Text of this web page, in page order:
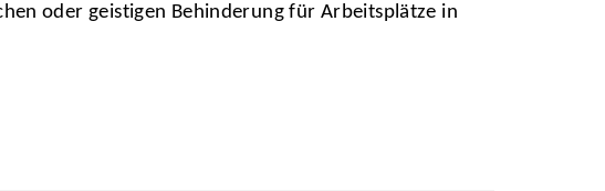
oder geistigen Behinderung für Arbeitsplätze in